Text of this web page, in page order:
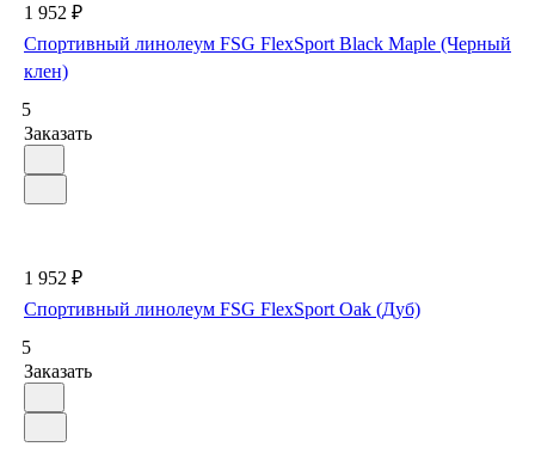
1 952 ₽
Спортивный линолеум FSG FlexSport Black Maple (Черный
клен)
5
Заказать
1 952 ₽
Спортивный линолеум FSG FlexSport Oak (Дуб)
5
Заказать